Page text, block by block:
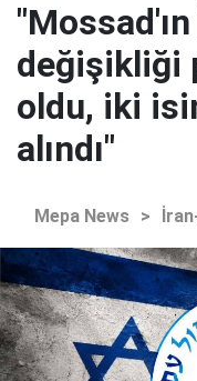
değişikliği
oldu, iki
alındı"
Mepa News >